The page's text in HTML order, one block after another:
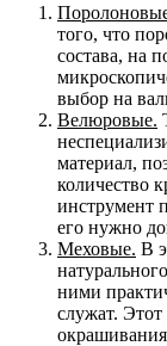
того, что
состава, на
выбор на
Велюровые.
материал,
количество
инструмент
его нужно
Меховые. В
ними
служат.